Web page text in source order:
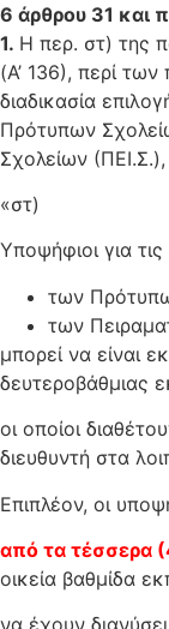
6 άρθρου 31 και
1. H περ. στ) της
(Α’ 136), περί
διαδικασία
Πρότυπων
Σχολείων (ΠΕΙ.Σ.),
«στ)
Υποψήφιοι για
των
των
μπορεί να είναι
δευτεροβάθμιας
οι οποίοι
διευθυντή στα
Επιπλέον, οι
από τα τέσσερα
οικεία βαθμίδα